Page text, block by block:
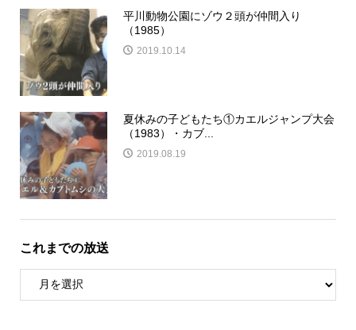
平川動物公園にゾウ２頭が仲間入り
（1985）
2019.10.14
夏休みの子どもたち①カエルジャンプ大会
（1983）・カブ...
2019.08.19
これまでの放送